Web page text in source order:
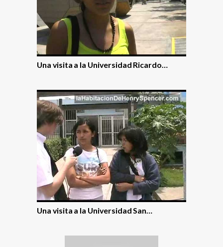
Una visita a la Universidad Ricardo…
Una visita a la Universidad San…